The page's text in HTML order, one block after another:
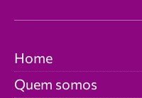
Home
Quem somos